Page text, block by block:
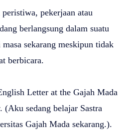
pekerjaan atau
berlangsung dalam suatu
sekarang meskipun tidak
berbicara.
Letter at the Gajah Mada
sedang belajar Sastra
Gajah Mada sekarang.).